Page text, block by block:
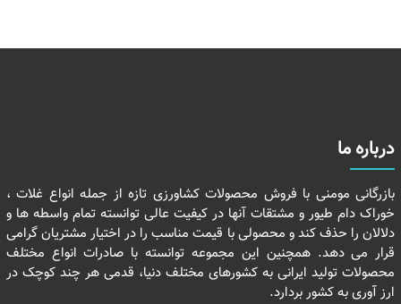
درباره ما
بازرگانی مومنی با فروش محصولات کشاورزی تازه از جمله انواع غلات ،
خوراک دام طیور و مشتقات آنها در کیفیت عالی توانسته تمام واسطه ها و
دلالان را حذف کند و محصولی با قیمت مناسب را در اختیار مشتریان گرامی
قرار می دهد. همچنین این مجموعه توانسته با صادرات انواع مختلف
محصولات تولید ایرانی به کشورهای مختلف دنیا، قدمی هر چند کوچک در
ارز آوری به کشور بردارد.